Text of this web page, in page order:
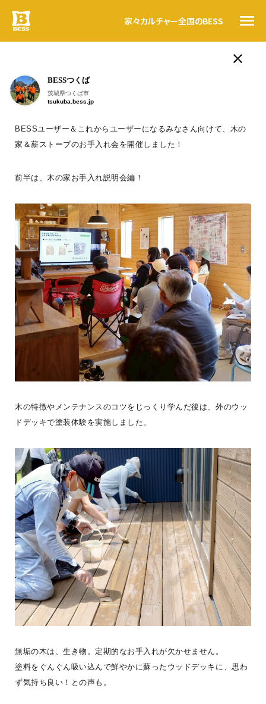
家々カルチャー全国のBESS
トップ
BESSカルチャー
家々
#ログログ
資料請求
法人の方へ
人気のタグ
LOGWAYだより BESSの家
tochigi.bess.jp
BESS栃木 LOGWAYだより 全国のBESS
シェア
2026年08月07日
BESS札幌
北海道江別市
sapporo.bess.jp
こんにちは。
#ログログ です
BESSに暮らす人、BESSではたらく人が
フラットに、自由に書きこんでいく＃ログログ。
日常を楽しんでいる声や、新しい情報を、
つぎつぎお知らせしていきます。
#ログログを見る
BESSつくば
茨城県つくば市
tsukuba.bess.jp
BESSユーザー＆これからユーザーになるみなさん向けて、木の
家＆薪ストーブのお手入れ会を開催しました！
前半は、木の家お手入れ説明会編！
木の特徴やメンテナンスのコツをじっくり学んだ後は、外のウッ
ドデッキで塗装体験を実施しました。
無垢の木は、生き物。定期的なお手入れが欠かせません。
塗料をぐんぐん吸い込んで鮮やかに蘇ったウッドデッキに、思わ
ず気持ち良い！との声も。